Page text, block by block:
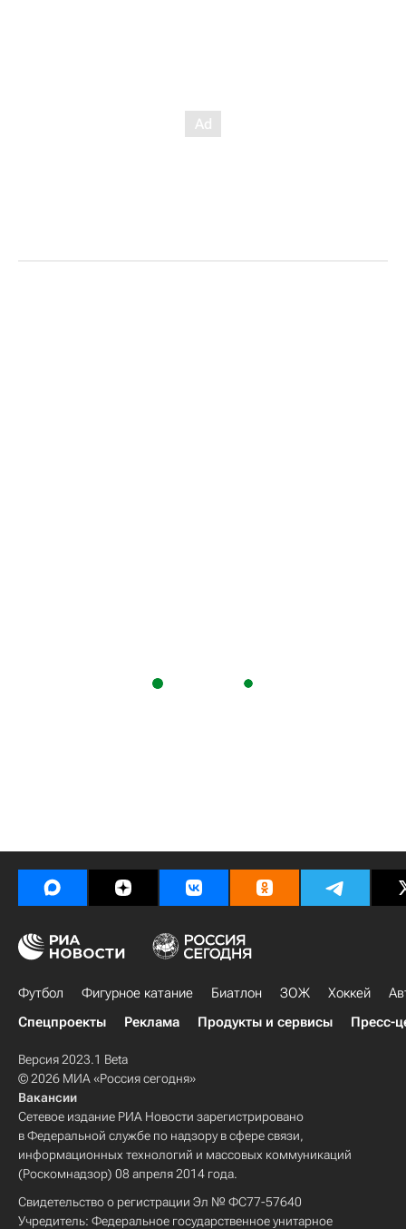
Футбол Фигурное катание Биатлон ЗОЖ Хоккей
Спецпроекты
Реклама Продукты и сервисы Пресс-
Версия 2023.1 Beta
© 2026 МИА «Россия сегодня»
Вакансии
Сетевое издание РИА Новости зарегистрировано
в Федеральной службе по надзору в сфере связи,
информационных технологий и массовых коммуникаций
(Роскомнадзор) 08 апреля 2014 года.
Свидетельство о регистрации Эл № ФС77-57640
Учредитель: Федеральное государственное унитарное